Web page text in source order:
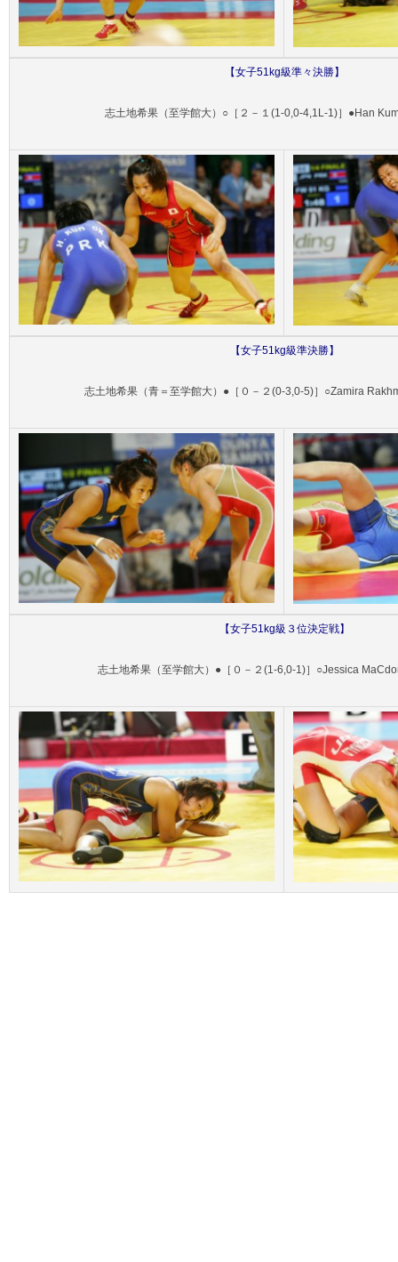
【女子51 kg級準々決勝】
志土地希果（至学館大）○［２－１(1-0,0-4,1L-1)］●Han
【女子51 kg級準決勝】
志土地希果（青＝至学館大）●［０－２(0-3,0-5)］○Zamira
【女子51 kg級３位決定戦】
志土地希果（至学館大）●［０－２(1-6,0-1)］○Jessica